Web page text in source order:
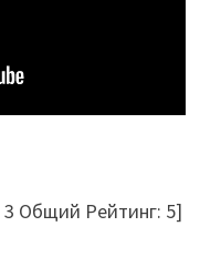
3 Общий Рейтинг: 5]